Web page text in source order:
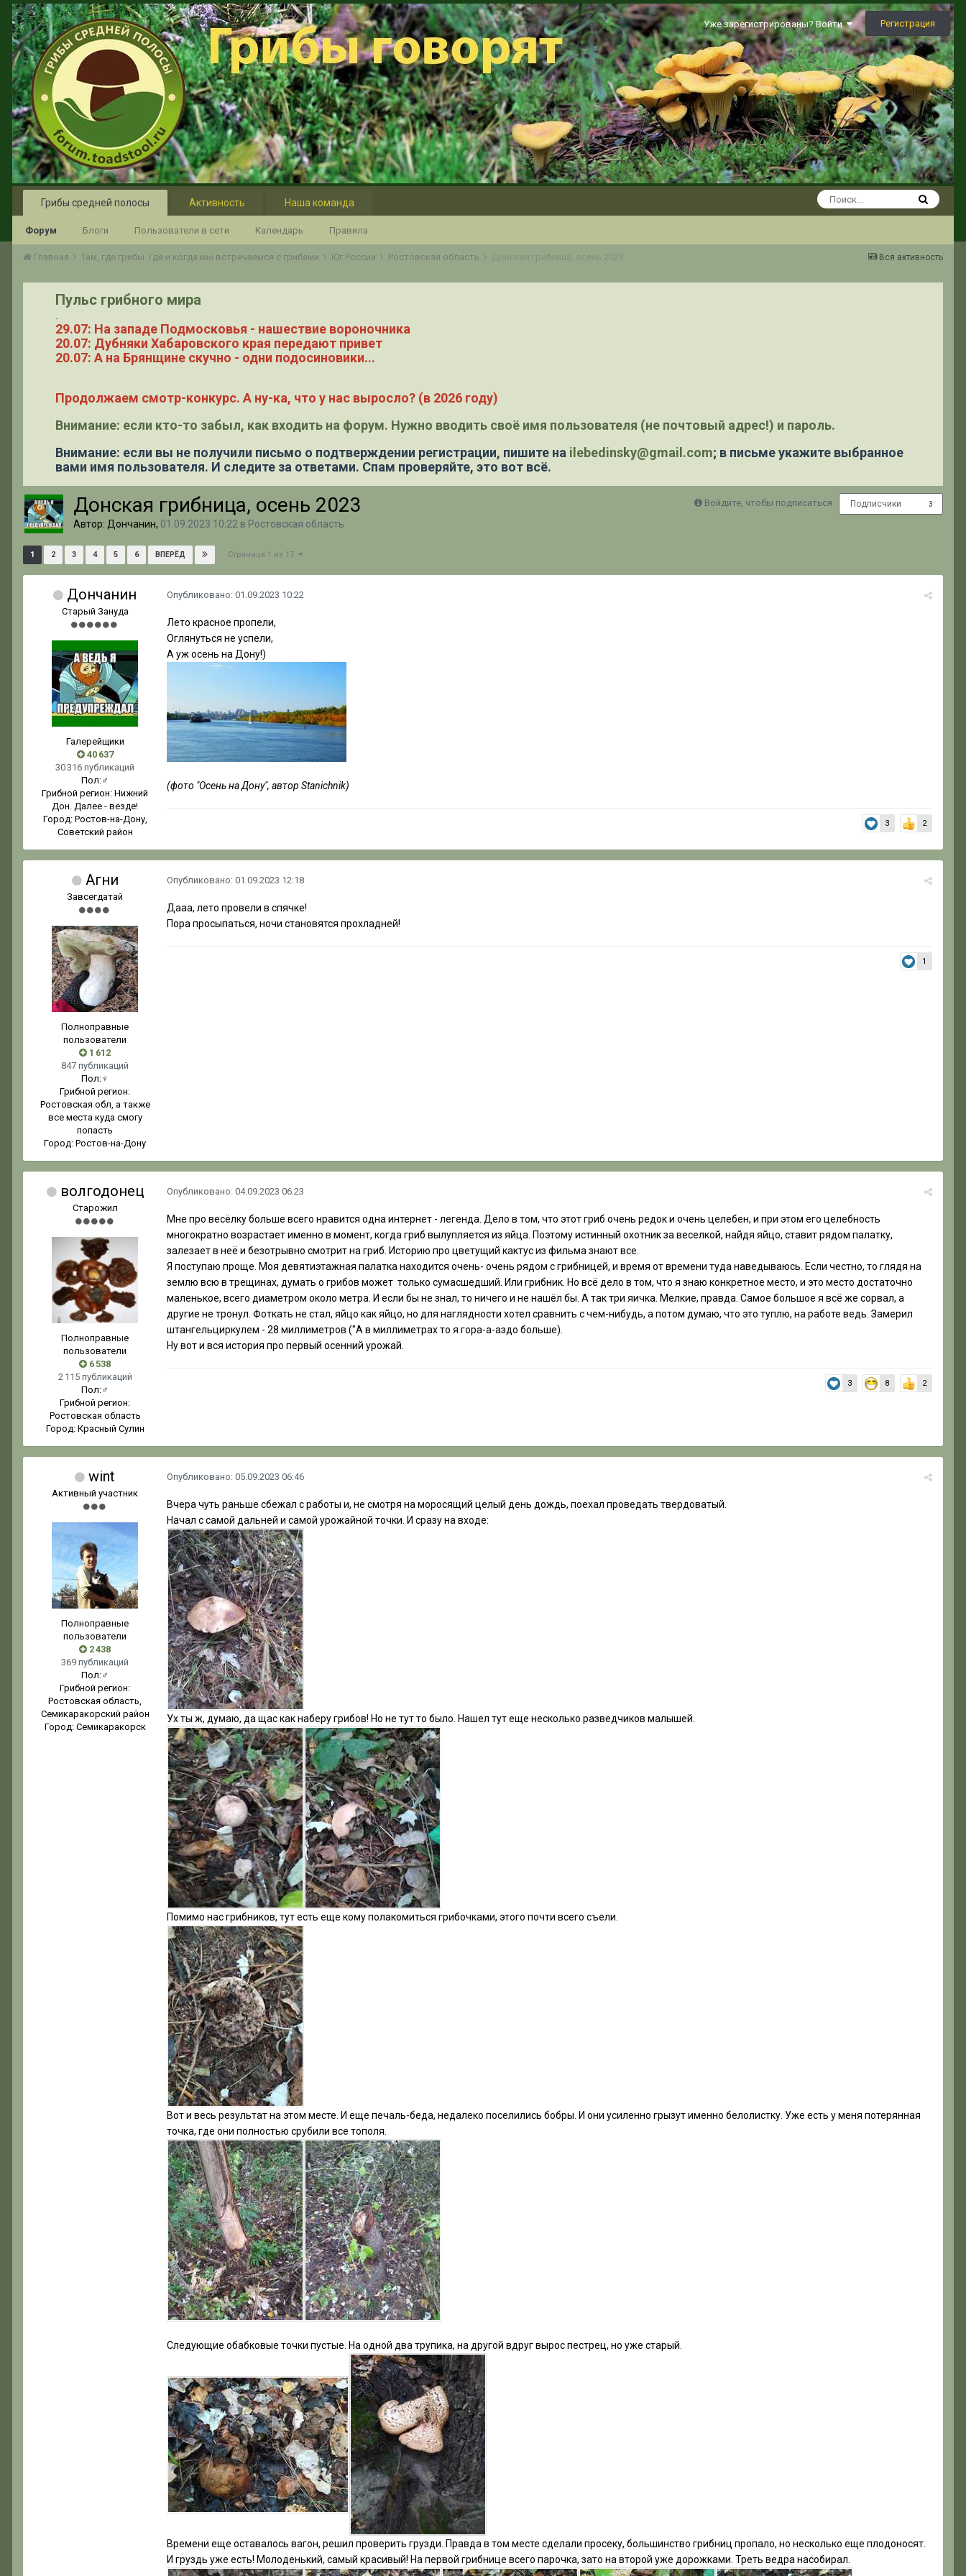
Уже зарегистрированы? Войти Регистрация
Грибы средней полосы
Форум Блоги Пользователи в сети Календарь Правила
Активность Наша команда
Вся активность
Главная Там, где грибы. Где и когда мы встречаемся с грибами Юг России Ростовская область Донская грибница, осень 2023
Пульс грибного мира
.
29.07: На западе Подмосковья - нашествие вороночника
20.07: Дубняки Хабаровского края передают привет
20.07: А на Брянщине скучно - одни подосиновики...
Продолжаем смотр-конкурс. А ну-ка, что у нас выросло? (в 2026 году)
Внимание: если кто-то забыл, как входить на форум. Нужно вводить своё имя пользователя (не почтовый адрес!) и пароль.
Внимание: если вы не получили письмо о подтверждении регистрации, пишите на ilebedinsky@gmail.com; в письме укажите выбранное
вами имя пользователя. И следите за ответами. Спам проверяйте, это вот всё.
Войдите, чтобы подписаться Подписчики 3
Донская грибница, осень 2023
Автор: Дончанин, 01.09.2023 10:22 в Ростовская область
1 2 3 4 5 6 ВПЕРЁД Страница 1 из 17
Дончанин
Старый Зануда
Галерейщики
40 637
30 316 публикаций
Пол:♂
Грибной регион: Нижний
Дон. Далее - везде!
Город: Ростов-на-Дону,
Советский район
Опубликовано: 01.09.2023 10:22
Лето красное пропели,
Оглянуться не успели,
А уж осень на Дону!)
(фото "Осень на Дону", автор Stanichnik)
3 2
Агни
Завсегдатай
Полноправные
пользователи
1 612
847 публикаций
Пол: ♀
Грибной регион:
Ростовская обл, а также
все места куда смогу
попасть
Город: Ростов-на-Дону
Опубликовано: 01.09.2023 12:18
Дааа, лето провели в спячке!
Пора просыпаться, ночи становятся прохладней!
1
волгодонец
Старожил
Полноправные
пользователи
6 538
2 115 публикаций
Пол:♂
Грибной регион:
Ростовская область
Город: Красный Сулин
Опубликовано: 04.09.2023 06:23
Мне про весёлку больше всего нравится одна интернет - легенда. Дело в том, что этот гриб очень редок и очень целебен, и при этом его целебность
многократно возрастает именно в момент, когда гриб вылупляется из яйца. Поэтому истинный охотник за веселкой, найдя яйцо, ставит рядом палатку,
залезает в неё и безотрывно смотрит на гриб. Историю про цветущий кактус из фильма знают все.
Я поступаю проще. Моя девятиэтажная палатка находится очень- очень рядом с грибницей, и время от времени туда наведываюсь. Если честно, то глядя на
землю всю в трещинах, думать о грибов может только сумасшедший. Или грибник. Но всё дело в том, что я знаю конкретное место, и это место достаточно
маленькое, всего диаметром около метра. И если бы не знал, то ничего и не нашёл бы. А так три яичка. Мелкие, правда. Самое большое я всё же сорвал, а
другие не тронул. Фоткать не стал, яйцо как яйцо, но для наглядности хотел сравнить с чем-нибудь, а потом думаю, что это туплю, на работе ведь. Замерил
штангельциркулем - 28 миллиметров ("А в миллиметрах то я гора-а-аздо больше).
Ну вот и вся история про первый осенний урожай.
3 8 2
wint
Активный участник
Полноправные
пользователи
2 438
369 публикаций
Пол:♂
Грибной регион:
Ростовская область,
Семикаракорский район
Город: Семикаракорск
Опубликовано: 05.09.2023 06:46
Вчера чуть раньше сбежал с работы и, не смотря на моросящий целый день дождь, поехал проведать твердоватый.
Начал с самой дальней и самой урожайной точки. И сразу на входе:
Ух ты ж, думаю, да щас как наберу грибов! Но не тут то было. Нашел тут еще несколько разведчиков малышей.
Помимо нас грибников, тут есть еще кому полакомиться грибочками, этого почти всего съели.
Вот и весь результат на этом месте. И еще печаль-беда, недалеко поселились бобры. И они усиленно грызут именно белолистку. Уже есть у меня потерянная
точка, где они полностью срубили все тополя.
Следующие обабковые точки пустые. На одной два трупика, на другой вдруг вырос пестрец, но уже старый.
Времени еще оставалось вагон, решил проверить грузди. Правда в том месте сделали просеку, большинство грибниц пропало, но несколько еще плодоносят.
И груздь уже есть! Молоденький, самый красивый! На первой грибнице всего парочка, зато на второй уже дорожками. Треть ведра насобирал.